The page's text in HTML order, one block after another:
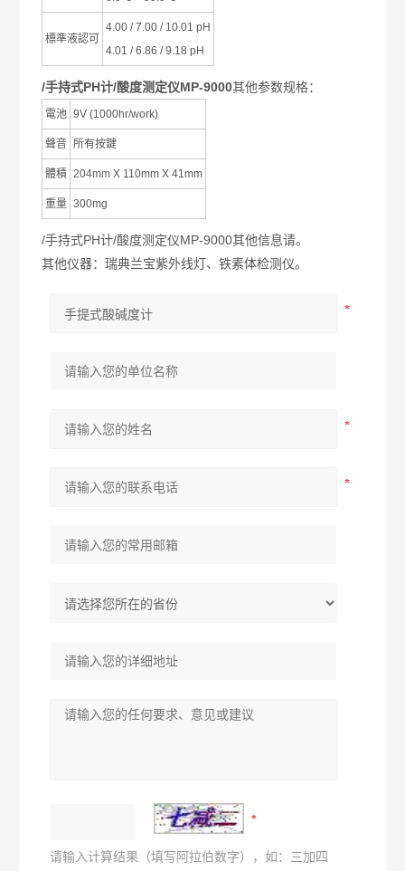
標準液認可
4.00 / 7.00 / 10.01 pH
4.01 / 6.86 / 9.18 pH
/手持式PH计/酸度测定仪MP-9000其他参数规格：
電池 9V (1000hr/work)
聲音 所有按鍵
體積 204mm X 110mm X 41mm
重量 300mg
/手持式PH计/酸度测定仪MP-9000其他信息请。
其他仪器：瑞典兰宝紫外线灯、铁素体检测仪。
请输入计算结果（填写阿拉伯数字），如：三加四